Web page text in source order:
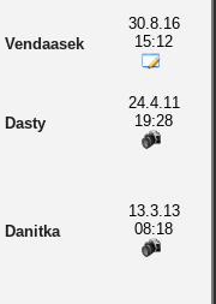
Vendaasek
30.8.16
15:12
Dasty
24.4.11
19:28
Danitka
13.3.13
08:18